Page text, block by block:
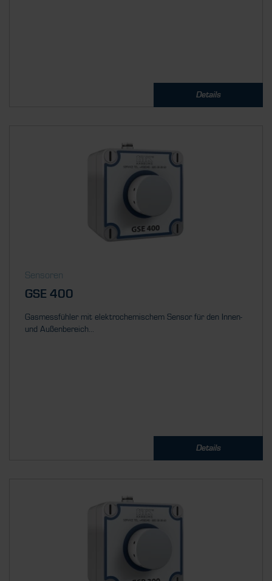
Details
Sensoren
GSE 400
Gasmessfühler mit elektrochemischem Sensor für den Innen-
und Außenbereich...
Details